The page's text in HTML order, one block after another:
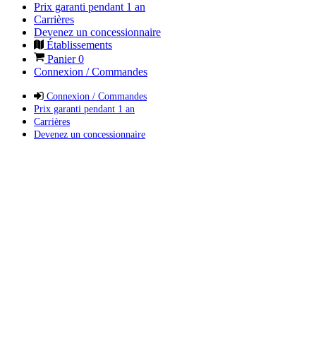
Prix garanti pendant 1 an
Carrières
Devenez un concessionnaire
Établissements
Panier0
Connexion / Commandes
Connexion / Commandes
Prix garanti pendant 1 an
Carrières
Devenez un concessionnaire